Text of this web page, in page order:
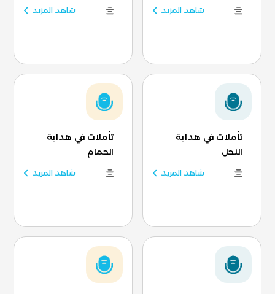
شاهد المزيد شاهد المزيد
تأملات في هداية
النحل
شاهد المزيد
تأملات في هداية
الحمام
شاهد المزيد